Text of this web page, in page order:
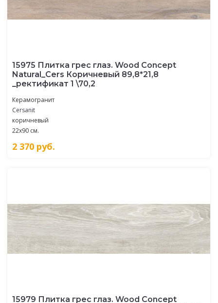
15975 Плитка грес глаз. Wood Concept
Natural_Cers Коричневый 89,8*21,8
_ректификат 1 \70,2
Керамогранит
Cersanit
коричневый
22x90 см.
2 370 руб.
15979 Плитка грес глаз. Wood Concept